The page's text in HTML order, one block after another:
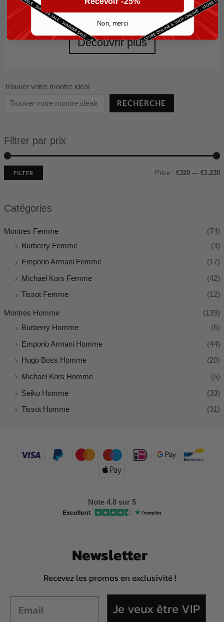
Trouver votre montre idéal
RECHERCHE
Filtrer par prix
FILTER Price :€320 —€1.230
Catégories
Montres Femme
(74)
Burberry Femme
(3)
Emporio Armani Femme (17)
Michael Kors Femme (42)
Tissot Femme (12)
Montres Homme
(139)
Burberry Homme
(6)
Emporio Armani Homme (44)
Hugo Boss Homme (20)
Michael Kors Homme (5)
Seiko Homme (33)
Tissot Homme (31)
Découvrir plus
Note 4.8 sur 5
Newsletter
Recevez les promos en exclusivité !
Je veux être VIP
Non, merci